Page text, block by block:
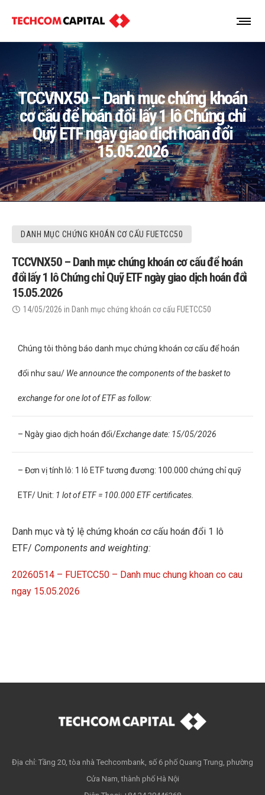
TCCVNX50 – Danh mục chứng khoán
cơ cấu để hoán đổi lấy 1 lô Chứng chỉ
Quỹ ETF ngày giao dịch hoán đổi
15.05.2026
DANH MỤC CHỨNG KHOÁN CƠ CẤU FUETCC50
TCCVNX50 – Danh mục chứng khoán cơ cấu để hoán
đổi lấy 1 lô Chứng chỉ Quỹ ETF ngày giao dịch hoán đổi
15.05.2026
14/05/2026 in Danh mục chứng khoán cơ cấu FUETCC50
Chúng tôi thông báo danh mục chứng khoán cơ cấu để hoán
đổi như sau/ We announce the components of the basket to
exchange for one lot of ETF as follow:
– Ngày giao dịch hoán đổi/Exchange date: 15/05/2026
– Đơn vị tính lô: 1 lô ETF tương đương: 100.000 chứng chỉ quỹ
ETF/ Unit: 1 lot of ETF = 100.000 ETF certificates.
Danh mục và tỷ lệ chứng khoán cơ cấu hoán đổi 1 lô
ETF/ Components and weighting:
20260514 – FUETCC50 – Danh muc chung khoan co cau
ngay 15.05.2026
Địa chỉ: Tầng 20, tòa nhà Techcombank, số 6 phố Quang Trung, phường
Cửa Nam, thành phố Hà Nội